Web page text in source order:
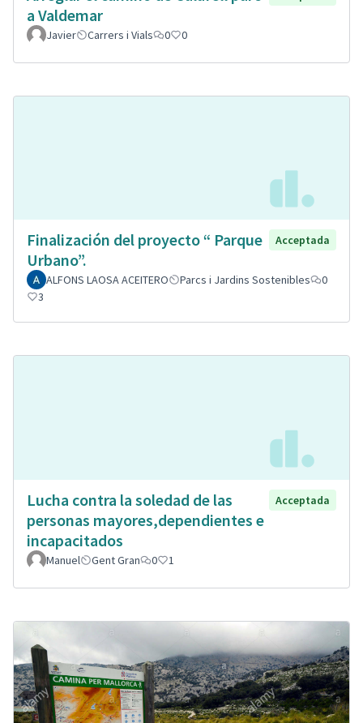
a Valdemar
Javier Carrers i Vials 0 0
Finalización del proyecto “ Parque
Urbano”.
Acceptada
ALFONS LAOSA ACEITERO Parcs i Jardins Sostenibles
0
3
Lucha contra la soledad de las
personas mayores,dependientes e
incapacitados
Acceptada
Manuel Gent Gran 0 1